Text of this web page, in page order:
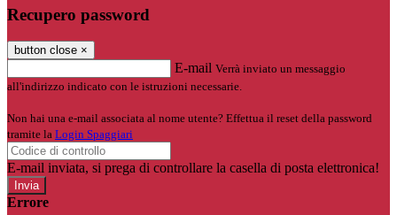
Recupero password
button close ×
E-mail Verrà inviato un messaggio
all'indirizzo indicato con le istruzioni necessarie.
Non hai una e-mail associata al nome utente? Effettua il reset della password
tramite la Login Spaggiari
E-mail inviata, si prega di controllare la casella di posta elettronica!
Errore